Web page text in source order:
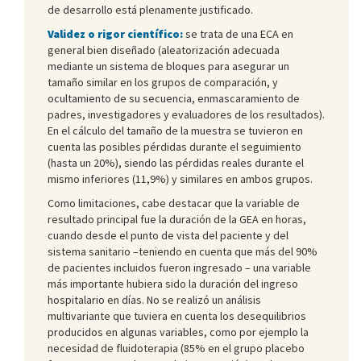
de desarrollo está plenamente justificado.
Validez o rigor científico:se trata de una ECA en
general bien diseñado (aleatorización adecuada
mediante un sistema de bloques para asegurar un
tamaño similar en los grupos de comparación, y
ocultamiento de su secuencia, enmascaramiento de
padres, investigadores y evaluadores de los resultados).
En el cálculo del tamaño de la muestra se tuvieron en
cuenta las posibles pérdidas durante el seguimiento
(hasta un 20%), siendo las pérdidas reales durante el
mismo inferiores (11,9%) y similares en ambos grupos.
Como limitaciones, cabe destacar que la variable de
resultado principal fue la duración de la GEA en horas,
cuando desde el punto de vista del paciente y del
sistema sanitario –teniendo en cuenta que más del 90%
de pacientes incluidos fueron ingresado – una variable
más importante hubiera sido la duración del ingreso
hospitalario en días. No se realizó un análisis
multivariante que tuviera en cuenta los desequilibrios
producidos en algunas variables, como por ejemplo la
necesidad de fluidoterapia (85% en el grupo placebo